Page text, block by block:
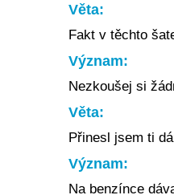
Věta:
Fakt v těchto
Význam:
Nezkoušej si
Věta:
Přinesl jsem ti
Význam:
Na benzínce